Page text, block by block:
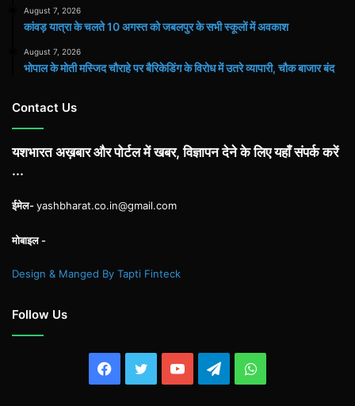
August 7, 2026
कांवड़ यात्रा के चलते 10 अगस्त को जबलपुर के सभी स्कूलों में अवकाश
August 7, 2026
भोपाल के मोती मस्जिद चौराहे पर बैरिकेडिंग के विरोध में उतरे व्यापारी, चौक बाजार बंद
Contact Us
यशभारत अख़बार और पोर्टल में खबर, विज्ञापन देने के लिए यहाँ संपर्क करें
...
ईमेल-yashbharat.co.in@gmail.com
मोबाइल -
Design & Manged By Tapti Finteck
Follow Us
Facebook
TwitterYouTubeTelegramWhatsApp